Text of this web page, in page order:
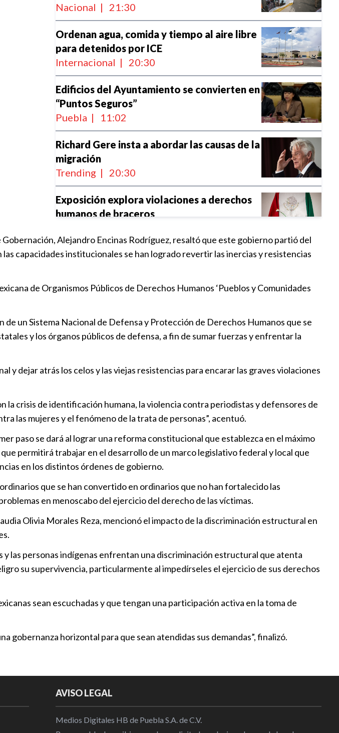
Nacional | 21:30
Ordenan agua, comida y tiempo al aire libre
para detenidos por ICE
Internacional | 20:30
Edificios del Ayuntamiento se convierten en
“Puntos Seguros”
Puebla | 11:02
Richard Gere insta a abordar las causas de la
migración
Trending | 20:30
Exposición explora violaciones a derechos
humanos de braceros
Alistan comparecencias periódicas de la
Política | 15:39
género
Puebla | 07:00
SEGOB coordina solución a protestas con 5
“El Libro de Sofía”, impulso a la niñez
indígena
Puebla | 11:00
Perú atraviesa un “proceso de regresión” en
materia de DDHH
Alejandro Encinas Rodríguez, resaltó que este gobierno partió del
capacidades institucionales se han logrado revertir las inercias y resistencias
de Organismos Públicos de Derechos Humanos ‘Pueblos y Comunidades
un Sistema Nacional de Defensa y Protección de Derechos Humanos que se
y los órganos públicos de defensa, a fin de sumar fuerzas y enfrentar la
dejar atrás los celos y las viejas resistencias para encarar las graves violaciones
la crisis de identificación humana, la violencia contra periodistas y defensores de
las mujeres y el fenómeno de la trata de personas”, acentuó.
paso se dará al lograr una reforma constitucional que establezca en el máximo
permitirá trabajar en el desarrollo de un marco legislativo federal y local que
en los distintos órdenes de gobierno.
que se han convertido en ordinarios que no han fortalecido las
en menoscabo del ejercicio del derecho de las víctimas.
Olivia Morales Reza, mencionó el impacto de la discriminación estructural en
las personas indígenas enfrentan una discriminación estructural que atenta
su supervivencia, particularmente al impedírseles el ejercicio de sus derechos
sean escuchadas y que tengan una participación activa en la toma de
gobernanza horizontal para que sean atendidas sus demandas”, finalizó.
AVISO LEGAL
Medios Digitales HB de Puebla S.A. de C.V.